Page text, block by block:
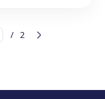
节的由来、习俗、
练习、诗句填空、
/ 2